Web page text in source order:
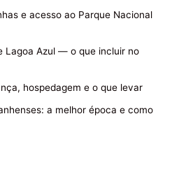
e acesso ao Parque Nacional
Lagoa Azul — o que incluir no
hospedagem e o que levar
a melhor época e como